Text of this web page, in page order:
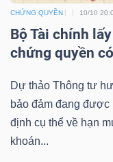
CHỨNG QUYỀN 10/10
Bộ Tài chính
chứng quyền
Dự thảo Thông tư
bảo đảm đang
định cụ thể về hạn
khoán...
NGHIỆP
TIÊU
DÙNG
KHÔNG
THIẾT